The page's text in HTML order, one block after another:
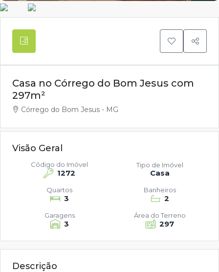
Casa no Córrego do Bom Jesus com
297m²
Córrego do Bom Jesus - MG
Visão Geral
1272
Código do Imóvel
Casa
Tipo de Imóvel
3
Quartos
2
Banheiros
3
Garagens
297
Área do Terreno
Descrição